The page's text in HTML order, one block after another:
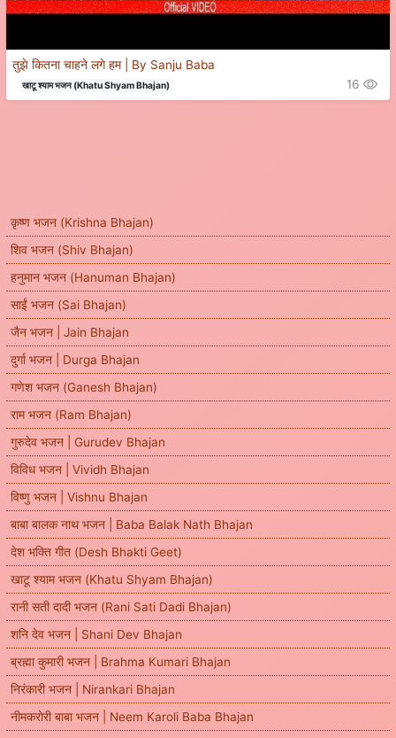
कृष्ण भजन (Krishna Bhajan)
शिव भजन (Shiv Bhajan)
हनुमान भजन (Hanuman Bhajan)
साईं भजन (Sai Bhajan)
जैन भजन | Jain Bhajan
दुर्गा भजन | Durga Bhajan
गणेश भजन (Ganesh Bhajan)
राम भजन (Ram Bhajan)
गुरुदेव भजन | Gurudev Bhajan
विविध भजन | Vividh Bhajan
विष्णु भजन | Vishnu Bhajan
बाबा बालक नाथ भजन | Baba Balak Nath Bhajan
देश भक्ति गीत (Desh Bhakti Geet)
खाटू श्याम भजन (Khatu Shyam Bhajan)
रानी सती दादी भजन (Rani Sati Dadi Bhajan)
शनि देव भजन | Shani Dev Bhajan
ब्रह्मा कुमारी भजन | Brahma Kumari Bhajan
निरंकारी भजन | Nirankari Bhajan
नीमकरोरी बाबा भजन | Neem Karoli Baba Bhajan
तुझे कितना चाहने लगे हम | By Sanju Baba
खाटू श्याम भजन (Khatu Shyam Bhajan) 16